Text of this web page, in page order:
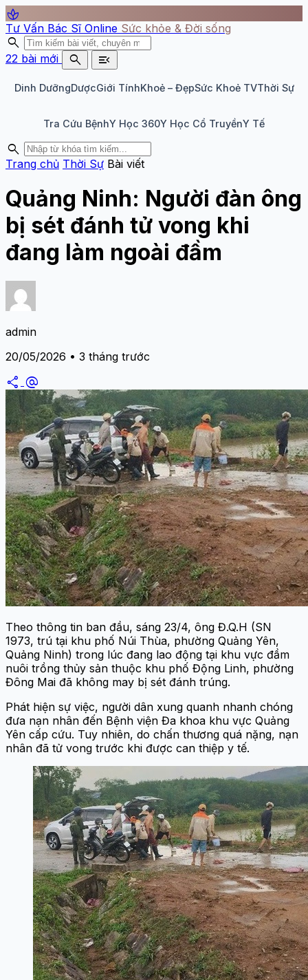
spa
Tư Vấn Bác Sĩ Online Sức khỏe & Đời sống
search
22 bài mới search menu_open
Dinh DưỡngDượcGiới TínhKhoẻ – ĐẹpSức Khoẻ TVThời Sự
Tra Cứu BệnhY Học 360Y Học Cổ TruyềnY Tế
search
Trang chủ Thời Sự Bài viết
Quảng Ninh: Người đàn ông
bị sét đánh tử vong khi
đang làm ngoài đầm
admin
20/05/2026 • 3 tháng trước
share alternate_email
Theo thông tin ban đầu, sáng 23/4, ông Đ.Q.H (SN
1973, trú tại khu phố Núi Thùa, phường Quảng Yên,
Quảng Ninh) trong lúc đang lao động tại khu vực đầm
nuôi trồng thủy sản thuộc khu phố Động Linh, phường
Đông Mai đã không may bị sét đánh trúng.
Phát hiện sự việc, người dân xung quanh nhanh chóng
đưa nạn nhân đến Bệnh viện Đa khoa khu vực Quảng
Yên cấp cứu. Tuy nhiên, do chấn thương quá nặng, nạn
nhân đã tử vong trước khi được can thiệp y tế.